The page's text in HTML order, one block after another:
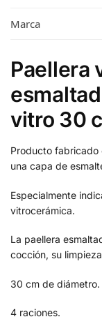
Marca
Paellera
vitro 30
Producto fabricado
una capa de
Especialmente
vitrocerámica.
La paellera
cocción, su
30 cm de diámetro.
4 raciones.